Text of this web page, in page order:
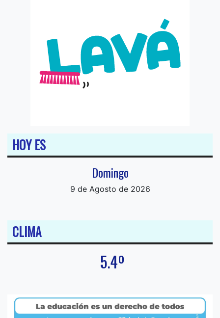
HOY ES
Domingo
9 de Agosto de 2026
CLIMA
5.4º